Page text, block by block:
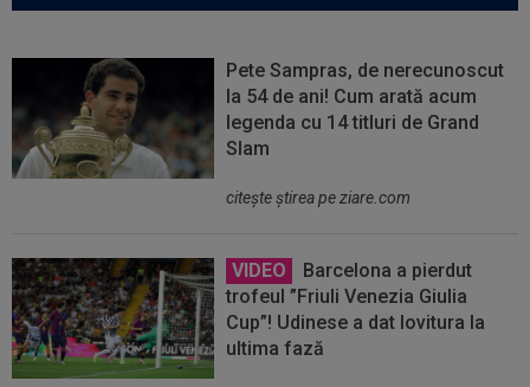
Pete Sampras, de nerecunoscut
la 54 de ani! Cum arată acum
legenda cu 14 titluri de Grand
Slam
citeşte ştirea pe ziare.com
VIDEO
Barcelona a pierdut
trofeul ”Friuli Venezia Giulia
Cup”! Udinese a dat lovitura la
ultima fază